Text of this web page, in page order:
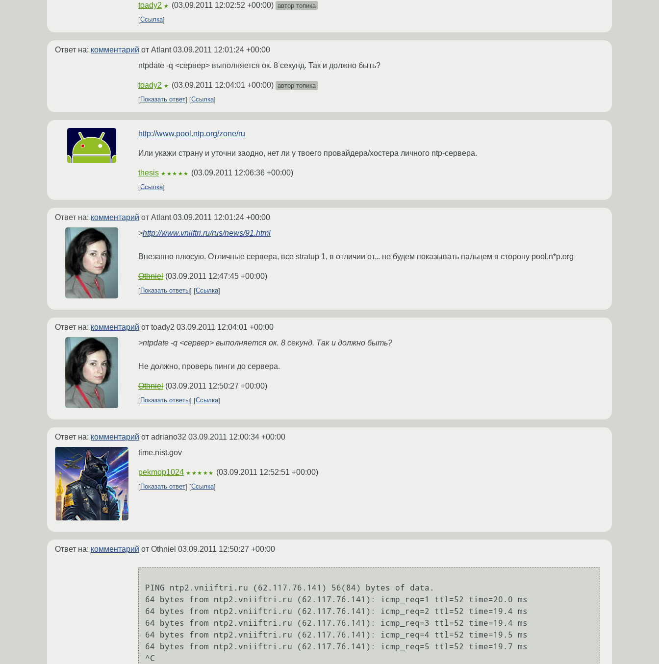
toady2 ★ (03.09.2011 12:02:52 +00:00) автор топика
Ссылка
Ответ на: комментарий от Atlant03.09.2011 12:01:24 +00:00
ntpdate -q <сервер> выполняется ок. 8 секунд. Так и должно быть?
toady2 ★ (03.09.2011 12:04:01 +00:00) автор топика
Показать ответ
Ссылка
http://www.pool.ntp.org/zone/ru
Или укажи страну и уточни заодно, нет ли у твоего провайдера/хостера личного ntp-сервера.
thesis ★★★★★ (03.09.2011 12:06:36 +00:00)
Ссылка
Ответ на: комментарий от Atlant03.09.2011 12:01:24 +00:00
>http://www.vniiftri.ru/rus/news/91.html
Внезапно плюсую. Отличные сервера, все stratup 1, в отличии от... не будем показывать пальцем в сторону pool.n*p.org
Othniel (03.09.2011 12:47:45 +00:00)
Показать ответы Ссылка
Ответ на: комментарий от toady2 03.09.2011 12:04:01 +00:00
>ntpdate -q <сервер> выполняется ок. 8 секунд. Так и должно быть?
Не должно, проверь пинги до сервера.
Othniel (03.09.2011 12:50:27 +00:00)
Показать ответы Ссылка
Ответ на: комментарий от adriano32 03.09.2011 12:00:34 +00:00
time.nist.gov
pekmop1024 ★★★★★ (03.09.2011 12:52:51 +00:00)
Показать ответ Ссылка
Ответ на: комментарий от Othniel 03.09.2011 12:50:27 +00:00
PING ntp2.vniiftri.ru (62.117.76.141) 56(84) bytes of data.
64 bytes from ntp2.vniiftri.ru (62.117.76.141): icmp_req=1 ttl=52 time=20.0 ms
64 bytes from ntp2.vniiftri.ru (62.117.76.141): icmp_req=2 ttl=52 time=19.4 ms
64 bytes from ntp2.vniiftri.ru (62.117.76.141): icmp_req=3 ttl=52 time=19.4 ms
64 bytes from ntp2.vniiftri.ru (62.117.76.141): icmp_req=4 ttl=52 time=19.5 ms
64 bytes from ntp2.vniiftri.ru (62.117.76.141): icmp_req=5 ttl=52 time=19.7 ms
^C